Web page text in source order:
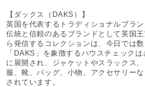
【ダックス（DAKS）】
英国を代表するトラディショナルブラン
伝統と信頼のあるブランドとして英国
ら発信するコレクションは、今日では
「DAKS」を象徴するハウスチェック
に展開され、ジャケットやスラックス
服、靴、バッグ、小物、アクセサリー
されています。